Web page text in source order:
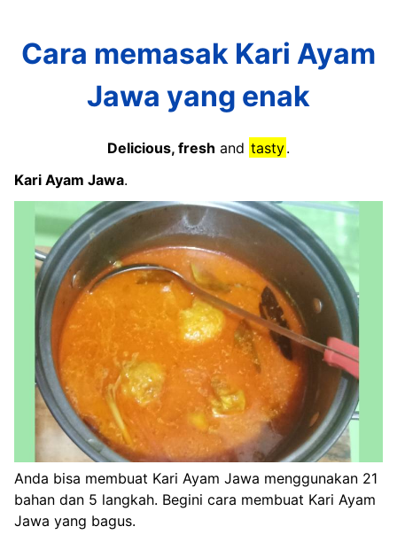
Cara memasak Kari Ayam
Jawa yang enak
Delicious, fresh and tasty.
Kari Ayam Jawa.
Anda bisa membuat Kari Ayam Jawa menggunakan 21
bahan dan 5 langkah. Begini cara membuat Kari Ayam
Jawa yang bagus.